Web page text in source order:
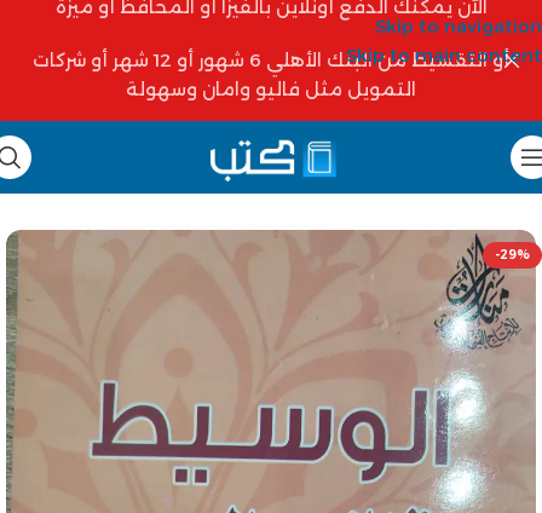
Skip to navigation
Skip to main content
الآن يمكنك الدفع أونلاين بالفيزا أو المحافظ أو ميزة
أو التقسيط من البنك الأهلي 6 شهور أو 12 شهر أو شركات
التمويل مثل فاليو وامان وسهولة
-29%